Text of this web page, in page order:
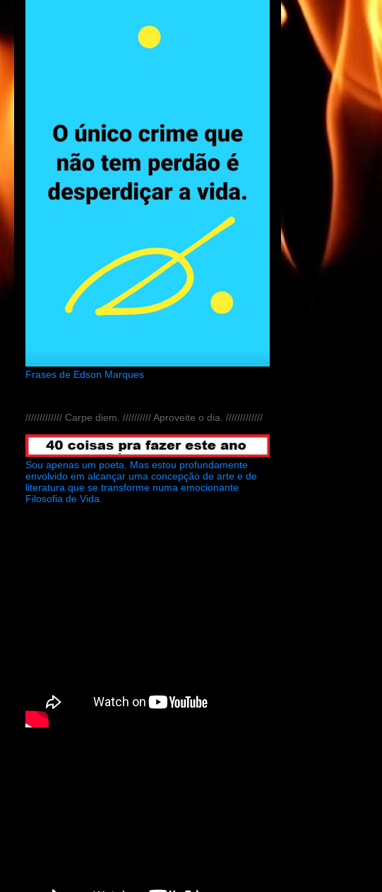
Frases de Edson Marques
///////////// Carpe diem. ////////// Aproveite o dia. /////////////
Sou apenas um poeta. Mas estou profundamente
envolvido em alcançar uma concepção de arte e de
literatura que se transforme numa emocionante
Filosofia de Vida.